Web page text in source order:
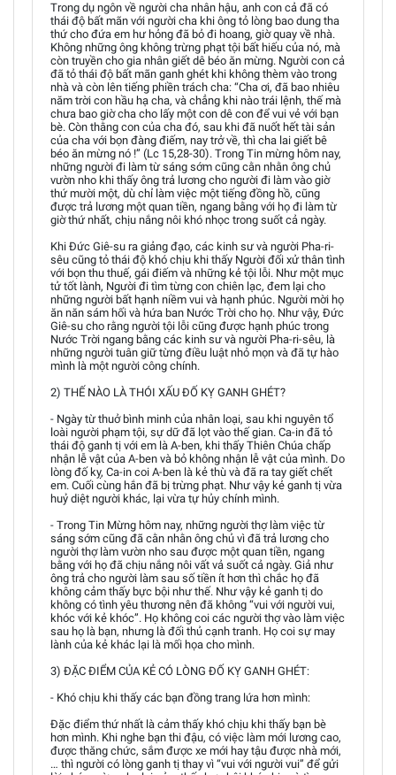
Trong dụ ngôn về người cha nhân hậu, anh con cả đã có
thái độ bất mãn với người cha khi ông tỏ lòng bao dung tha
thứ cho đứa em hư hỏng đã bỏ đi hoang, giờ quay về nhà.
Không những ông không trừng phạt tội bất hiếu của nó, mà
còn truyền cho gia nhân giết dê béo ăn mừng. Người con cả
đã tỏ thái độ bất mãn ganh ghét khi không thèm vào trong
nhà và còn lên tiếng phiền trách cha: “Cha ơi, đã bao nhiêu
năm trời con hầu hạ cha, và chẳng khi nào trái lệnh, thế mà
chưa bao giờ cha cho lấy một con dê con để vui vẻ với bạn
bè. Còn thằng con của cha đó, sau khi đã nuốt hết tài sản
của cha với bọn đàng điếm, nay trở về, thì cha lai giết bê
béo ăn mừng nó !” (Lc 15,28-30). Trong Tin mừng hôm nay,
những người đi làm từ sáng sớm cũng cằn nhằn ông chủ
vườn nho khi thấy ông trả lương cho người đi làm vào giờ
thứ mười một, dù chỉ làm việc một tiếng đồng hồ, cũng
được trả lương một quan tiền, ngang bằng với họ đi làm từ
giờ thứ nhất, chịu nắng nôi khó nhọc trong suốt cả ngày.
Khi Đức Giê-su ra giảng đạo, các kinh sư và người Pha-ri-
sêu cũng tỏ thái độ khó chịu khi thấy Người đối xử thân tình
với bọn thu thuế, gái điếm và những kẻ tội lỗi. Như một mục
tử tốt lành, Người đi tìm từng con chiên lạc, đem lại cho
những người bất hạnh niềm vui và hạnh phúc. Người mời họ
ăn năn sám hối và hứa ban Nước Trời cho họ. Như vậy, Đức
Giê-su cho rằng người tội lỗi cũng được hạnh phúc trong
Nước Trời ngang bằng các kinh sư và người Pha-ri-sêu, là
những người tuân giữ từng điều luật nhỏ mọn và đã tự hào
mình là một người công chính.
2) THẾ NÀO LÀ THÓI XẤU ĐỐ KỴ GANH GHÉT?
- Ngày từ thuở bình minh của nhân loại, sau khi nguyên tổ
loài người phạm tội, sự dữ đã lọt vào thế gian. Ca-in đã tỏ
thái độ ganh tị với em là A-ben, khi thấy Thiên Chúa chấp
nhận lễ vật của A-ben và bỏ không nhận lễ vật của mình. Do
lòng đố kỵ, Ca-in coi A-ben là kẻ thù và đã ra tay giết chết
em. Cuối cùng hắn đã bị trừng phạt. Như vậy kẻ ganh tị vừa
huỷ diệt người khác, lại vừa tự hủy chính mình.
- Trong Tin Mừng hôm nay, những người thợ làm việc từ
sáng sớm cũng đã cằn nhằn ông chủ vì đã trả lương cho
người thợ làm vườn nho sau được một quan tiền, ngang
bằng với họ đã chịu nắng nôi vất vả suốt cả ngày. Giả như
ông trả cho người làm sau số tiền ít hơn thì chắc họ đã
không cảm thấy bực bội như thế. Như vậy kẻ ganh tị do
không có tình yêu thương nên đã không “vui với người vui,
khóc với kẻ khóc”. Họ không coi các người thợ vào làm việc
sau họ là bạn, nhưng là đối thủ cạnh tranh. Họ coi sự may
lành của kẻ khác lại là mối họa cho mình.
3) ĐẶC ĐIỂM CỦA KẺ CÓ LÒNG ĐỐ KỴ GANH GHÉT:
- Khó chịu khi thấy các bạn đồng trang lứa hơn mình:
Đặc điểm thứ nhất là cảm thấy khó chịu khi thấy bạn bè
hơn mình. Khi nghe bạn thi đậu, có việc làm mới lương cao,
được thăng chức, sắm được xe mới hay tậu được nhà mới,
… thì người có lòng ganh tị thay vì “vui với người vui” để gửi